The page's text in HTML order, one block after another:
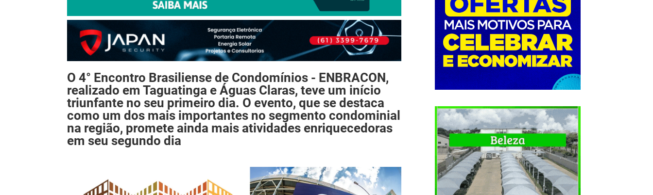
O 4° Encontro Brasiliense de Condomínios - ENBRACON,
realizado em Taguatinga e Águas Claras, teve um início
triunfante no seu primeiro dia. O evento, que se destaca
como um dos mais importantes no segmento condominial
na região, promete ainda mais atividades enriquecedoras
em seu segundo dia